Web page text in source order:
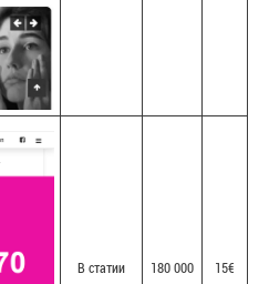
В статии 180 000 15€